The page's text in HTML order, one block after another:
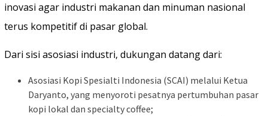
inovasi agar industri makanan dan minuman nasional
terus kompetitif di pasar global.
Dari sisi asosiasi industri, dukungan datang dari:
Asosiasi Kopi Spesialti Indonesia (SCAI) melalui Ketua
Daryanto, yang menyoroti pesatnya pertumbuhan pasar
kopi lokal dan specialty coffee;